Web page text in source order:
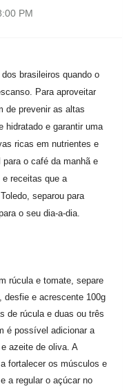
PM
brasileiros quando o
Para aproveitar
de prevenir as altas
hidratado e garantir uma
ricas em nutrientes e
o café da manhã e
receitas que a
separou para
o seu dia-a-dia.
rúcula e tomate, separe
desfie e acrescente 100g
de rúcula e duas ou três
é possível adicionar a
azeite de oliva. A
fortalecer os músculos e
a regular o açúcar no